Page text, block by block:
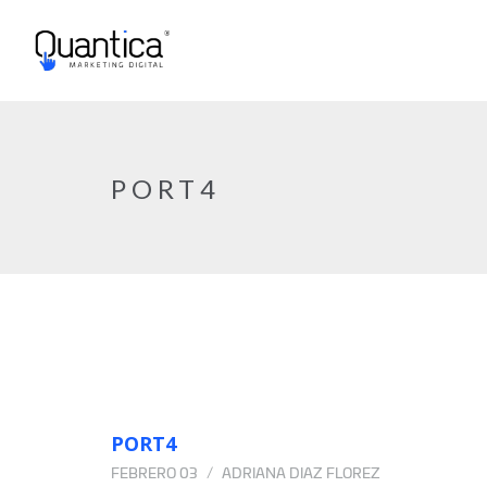
PORT4
PORT4
FEBRERO 03 ADRIANA DIAZ FLOREZ